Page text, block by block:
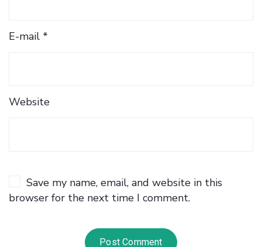
E-mail *
Website
Save my name, email, and website in this
browser for the next time I comment.